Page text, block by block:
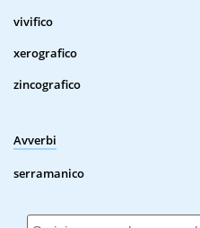
vivifico
xerografico
zincografico
Avverbi
serramanico